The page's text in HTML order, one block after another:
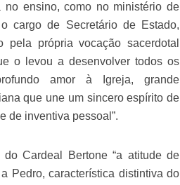
no ensino, como no ministério de
cargo de Secretário de Estado,
própria vocação sacerdotal
o levou a desenvolver todos os
amor à Igreja, grande
que une um sincero espírito de
de inventiva pessoal”.
Cardeal Bertone “a atitude de
Pedro, característica distintiva do